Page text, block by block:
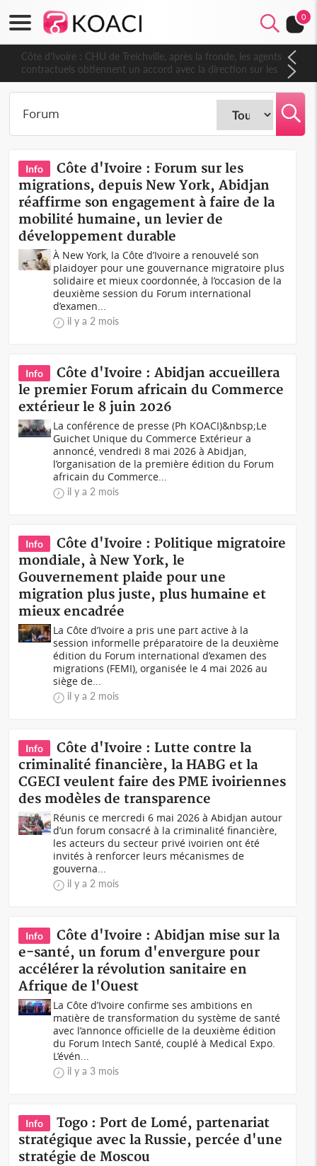
0
Côte d'Ivoire : CHU de Treichville, après la fronde, les agents
contractuels obtiennent un accord avec la direction sur les
arriérés du SMIG 2023
Info
Côte d'Ivoire : Forum sur les
migrations, depuis New York, Abidjan
réaffirme son engagement à faire de la
mobilité humaine, un levier de
développement durable
À New York, la Côte d’Ivoire a renouvelé son
plaidoyer pour une gouvernance migratoire plus
solidaire et mieux coordonnée, à l’occasion de la
deuxième session du Forum international
d’examen...
il y a 2 mois
Info
Côte d'Ivoire : Abidjan accueillera
le premier Forum africain du Commerce
extérieur le 8 juin 2026
La conférence de presse (Ph KOACI)&nbsp;Le
Guichet Unique du Commerce Extérieur a
annoncé, vendredi 8 mai 2026 à Abidjan,
l’organisation de la première édition du Forum
africain du Commerce...
il y a 2 mois
Info
Côte d'Ivoire : Politique migratoire
mondiale, à New York, le
Gouvernement plaide pour une
migration plus juste, plus humaine et
mieux encadrée
La Côte d’Ivoire a pris une part active à la
session informelle préparatoire de la deuxième
édition du Forum international d’examen des
migrations (FEMI), organisée le 4 mai 2026 au
siège de...
il y a 2 mois
Info
Côte d'Ivoire : Lutte contre la
criminalité financière, la HABG et la
CGECI veulent faire des PME ivoiriennes
des modèles de transparence
Réunis ce mercredi 6 mai 2026 à Abidjan autour
d’un forum consacré à la criminalité financière,
les acteurs du secteur privé ivoirien ont été
invités à renforcer leurs mécanismes de
gouverna...
il y a 2 mois
Info
Côte d'Ivoire : Abidjan mise sur la
e-santé, un forum d'envergure pour
accélérer la révolution sanitaire en
Afrique de l'Ouest
La Côte d’Ivoire confirme ses ambitions en
matière de transformation du système de santé
avec l’annonce officielle de la deuxième édition
du Forum Intech Santé, couplé à Medical Expo.
L’évén...
il y a 3 mois
Info
Togo : Port de Lomé, partenariat
stratégique avec la Russie, percée d'une
stratégie de Moscou